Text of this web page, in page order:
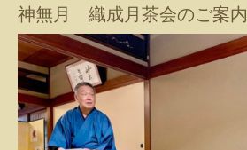
神無月 織成月茶会のご案内